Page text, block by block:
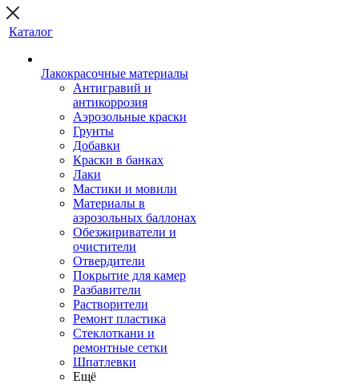
Каталог
Лакокрасочные материалы
Антигравий и
антикоррозия
Аэрозольные краски
Грунты
Добавки
Краски в банках
Лаки
Мастики и мовили
Материалы в
аэрозольных баллонах
Обезжириватели и
очистители
Отвердители
Покрытие для камер
Разбавители
Растворители
Ремонт пластика
Стеклоткани и
ремонтные сетки
Шпатлевки
Ещё